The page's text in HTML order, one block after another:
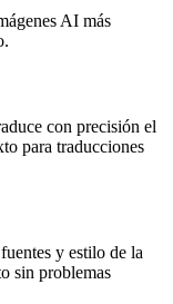
AI más
con precisión el
para traducciones
y estilo de la
sin problemas